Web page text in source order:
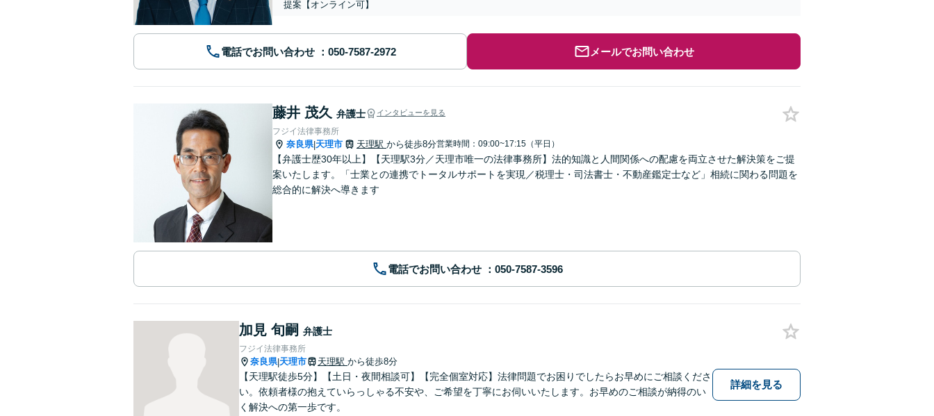
提案【オンライン可】
電話でお問い合わせ メールでお問い合わせ
藤井 茂久 弁護士 インタビューを見る
フジイ法律事務所
奈良県|天理市 天理駅 から徒歩8分営業時間：09:00~17:15（平日）
【弁護士歴30年以上】【天理駅3分／天理市唯一の法律事務所】法的知識と人間関係への配慮を両立させた解決策をご提
案いたします。「士業との連携でトータルサポートを実現／税理士・司法書士・不動産鑑定士など」相続に関わる問題を
総合的に解決へ導きます
電話でお問い合わせ
加見 旬嗣 弁護士
フジイ法律事務所
奈良県|天理市 天理駅 から徒歩8分
【天理駅徒歩5分】【土日・夜間相談可】【完全個室対応】法律問題でお困りでしたらお早めにご相談くださ
い。依頼者様の抱えていらっしゃる不安や、ご希望を丁寧にお伺いいたします。お早めのご相談が納得のい
く解決への第一歩です。
詳細を見る